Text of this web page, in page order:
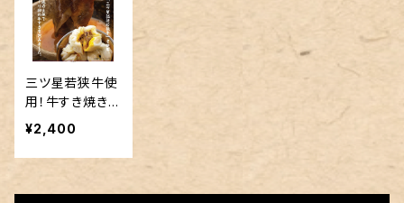
三ツ星若狭牛使
用！牛すき焼きま
ん【福まんりっち
～若狭牛～】１０
個セット
¥2,400